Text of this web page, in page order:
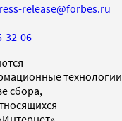
release@forbes.ru
32-06
технологии
сбора,